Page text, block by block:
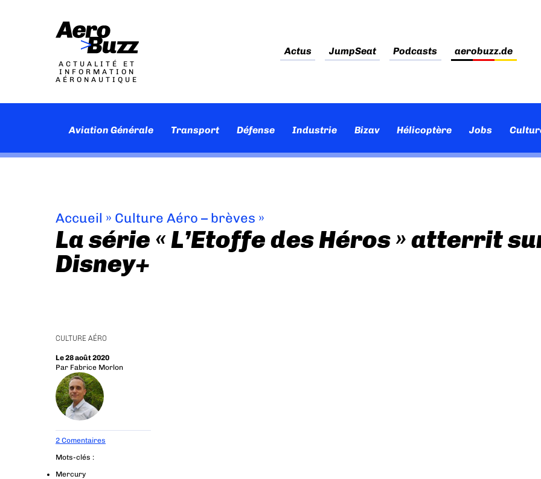
ACTUALITÉ ET
INFORMATION
AÉRONAUTIQUE
Actus JumpSeat Podcasts aerobuzz.de
Aviation Générale Transport Défense Industrie Bizav Hélicoptère Jobs
Accueil » Culture Aéro – brèves »
La série « L’Etoffe des Héros » atterrit
Disney+
CULTURE AÉRO
Le 28 août 2020
Par Fabrice Morlon
2 Comentaires
Mots-clés :
Mercury